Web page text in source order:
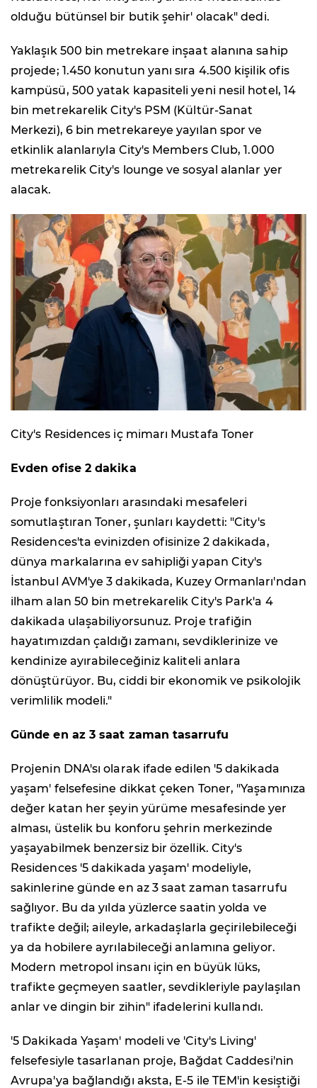
olduğu bütünsel bir butik şehir' olacak" dedi.
Yaklaşık 500 bin metrekare inşaat alanına sahip
projede; 1.450 konutun yanı sıra 4.500 kişilik ofis
kampüsü, 500 yatak kapasiteli yeni nesil hotel, 14
bin metrekarelik City's PSM (Kültür-Sanat
Merkezi), 6 bin metrekareye yayılan spor ve
etkinlik alanlarıyla City's Members Club, 1.000
metrekarelik City's lounge ve sosyal alanlar yer
alacak.
City's Residences iç mimarı Mustafa Toner
Evden ofise 2 dakika
Proje fonksiyonları arasındaki mesafeleri
somutlaştıran Toner, şunları kaydetti: "City's
Residences'ta evinizden ofisinize 2 dakikada,
dünya markalarına ev sahipliği yapan City's
İstanbul AVM'ye 3 dakikada, Kuzey Ormanları'ndan
ilham alan 50 bin metrekarelik City's Park'a 4
dakikada ulaşabiliyorsunuz. Proje trafiğin
hayatımızdan çaldığı zamanı, sevdiklerinize ve
kendinize ayırabileceğiniz kaliteli anlara
dönüştürüyor. Bu, ciddi bir ekonomik ve psikolojik
verimlilik modeli."
Günde en az 3 saat zaman tasarrufu
Projenin DNA'sı olarak ifade edilen '5 dakikada
yaşam' felsefesine dikkat çeken Toner, "Yaşamınıza
değer katan her şeyin yürüme mesafesinde yer
alması, üstelik bu konforu şehrin merkezinde
yaşayabilmek benzersiz bir özellik. City's
Residences '5 dakikada yaşam' modeliyle,
sakinlerine günde en az 3 saat zaman tasarrufu
sağlıyor. Bu da yılda yüzlerce saatin yolda ve
trafikte değil; aileyle, arkadaşlarla geçirilebileceği
ya da hobilere ayrılabileceği anlamına geliyor.
Modern metropol insanı için en büyük lüks,
trafikte geçmeyen saatler, sevdikleriyle paylaşılan
anlar ve dingin bir zihin" ifadelerini kullandı.
'5 Dakikada Yaşam' modeli ve 'City's Living'
felsefesiyle tasarlanan proje, Bağdat Caddesi'nin
Avrupa'ya bağlandığı aksta, E-5 ile TEM'in kesiştiği